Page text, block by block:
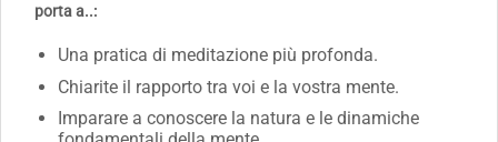
porta a..:
Una pratica di meditazione più profonda.
Chiarite il rapporto tra voi e la vostra mente.
Imparare a conoscere la natura e le dinamiche